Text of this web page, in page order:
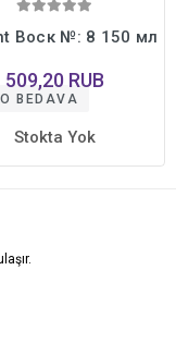
Воск №: 8 150 мл
509,20 RUB
BEDAVA
Stokta Yok